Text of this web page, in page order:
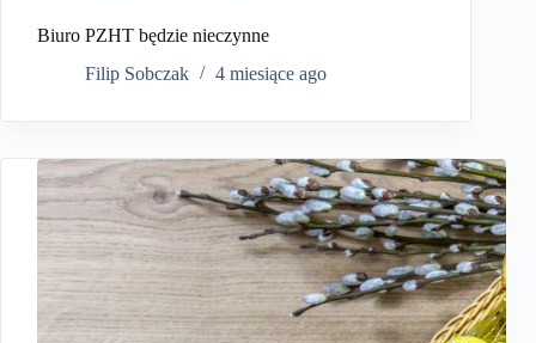
Biuro PZHT będzie nieczynne
Filip Sobczak
4 miesiące ago